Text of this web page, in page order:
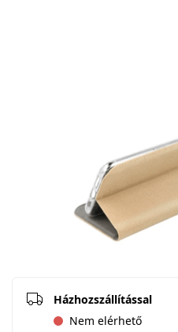
Házhozszállítással
Nem elérhető